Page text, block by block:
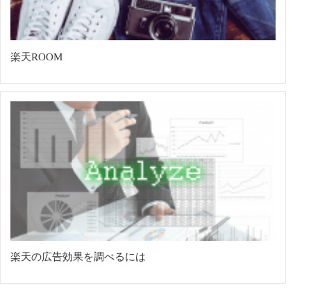
楽天ROOM
楽天の広告効果を調べるには